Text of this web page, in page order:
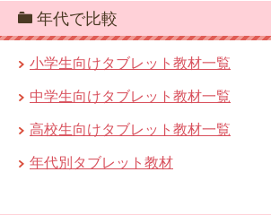
年代で比較
小学生向けタブレット教材一覧
中学生向けタブレット教材一覧
高校生向けタブレット教材一覧
年代別タブレット教材